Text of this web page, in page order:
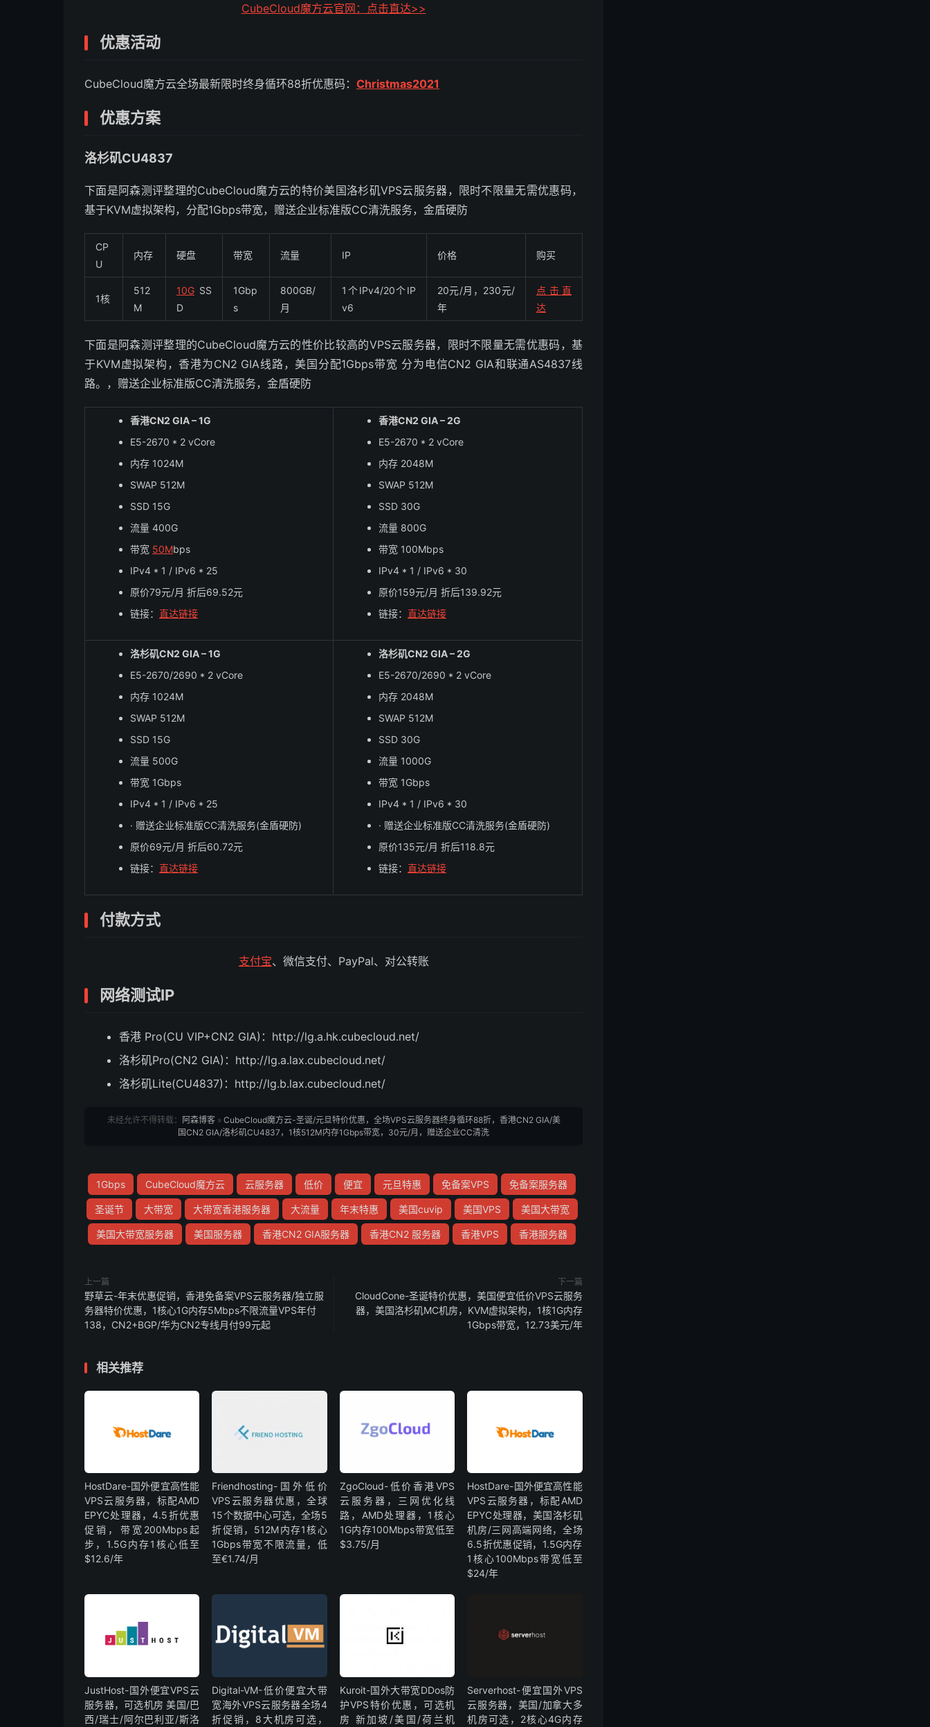
CubeCloud魔方云官网：点击直达>>
优惠活动
CubeCloud魔方云全场最新限时终身循环88折优惠码： Christmas2021
优惠方案
洛杉矶CU4837
下面是阿森测评整理的CubeCloud魔方云的特价美国洛杉矶VPS云服务器，限时不限量无需优惠码，
基于KVM虚拟架构，分配1Gbps带宽，赠送企业标准版CC清洗服务，金盾硬防
CP
U
内存 硬盘 带宽 流量 IP 价格 购买
1核
512
M
10G SS
D
1Gbp
s
800GB/
月
1个IPv4/20个IP
v6
20元/月，230元/
年
点击直
达
下面是阿森测评整理的CubeCloud魔方云的性价比较高的VPS云服务器，限时不限量无需优惠码，基
于KVM虚拟架构，香港为CN2 GIA线路，美国分配1Gbps带宽 分为电信CN2 GIA和联通AS4837线
路。，赠送企业标准版CC清洗服务，金盾硬防
香港CN2 GIA – 1G
E5-2670 * 2 vCore
内存 1024M
SWAP 512M
SSD 15G
流量 400G
带宽 50Mbps
IPv4 * 1 / IPv6 * 25
原价79元/月 折后69.52元
链接： 直达链接
香港CN2 GIA – 2G
E5-2670 * 2 vCore
内存 2048M
SWAP 512M
SSD 30G
流量 800G
带宽 100Mbps
IPv4 * 1 / IPv6 * 30
原价159元/月 折后139.92元
链接： 直达链接
洛杉矶CN2 GIA – 1G
E5-2670/2690 * 2 vCore
内存 1024M
SWAP 512M
SSD 15G
流量 500G
带宽 1Gbps
IPv4 * 1 / IPv6 * 25
· 赠送企业标准版CC清洗服务(金盾硬防)
原价69元/月 折后60.72元
链接： 直达链接
洛杉矶CN2 GIA – 2G
E5-2670/2690 * 2 vCore
内存 2048M
SWAP 512M
SSD 30G
流量 1000G
带宽 1Gbps
IPv4 * 1 / IPv6 * 30
· 赠送企业标准版CC清洗服务(金盾硬防)
原价135元/月 折后118.8元
链接： 直达链接
付款方式
支付宝、微信支付、PayPal、对公转账
网络测试IP
香港 Pro(CU VIP+CN2 GIA)：http://lg.a.hk.cubecloud.net/
洛杉矶Pro(CN2 GIA)：http://lg.a.lax.cubecloud.net/
洛杉矶Lite(CU4837)：http://lg.b.lax.cubecloud.net/
未经允许不得转载： 阿森博客» CubeCloud魔方云-圣诞/元旦特价优惠，全场VPS云服务器终身循环88折，香港CN2 GIA/美
国CN2 GIA/洛杉矶CU4837，1核512M内存1Gbps带宽，30元/月，赠送企业CC清洗
1Gbps CubeCloud魔方云 云服务器 低价 便宜 元旦特惠 免备案VPS 免备案服务器
圣诞节 大带宽 大带宽香港服务器 大流量 年末特惠 美国cuvip 美国VPS 美国大带宽
美国大带宽服务器 美国服务器 香港CN2 GIA服务器 香港CN2 服务器 香港VPS 香港服务器
上一篇
野草云-年末优惠促销，香港免备案VPS云服务器/独立服
务器特价优惠，1核心1G内存5Mbps不限流量VPS年付
138，CN2+BGP/华为CN2专线月付99元起
下一篇
CloudCone-圣诞特价优惠，美国便宜低价VPS云服务
器，美国洛杉矶MC机房，KVM虚拟架构，1核1G内存
1Gbps带宽，12.73美元/年
相关推荐
HostDare-国外便宜高性能
VPS云服务器，标配AMD
EPYC处理器，4.5折优惠
促销，带宽200Mbps起
步，1.5G内存1核心低至
$12.6/年
Friendhosting-国外低价
VPS云服务器优惠，全球
15个数据中心可选，全场5
折促销，512M内存1核心
1Gbps带宽不限流量，低
至€1.74/月
ZgoCloud-低价香港VPS
云服务器，三网优化线
路，AMD处理器，1核心
1G内存100Mbps带宽低至
$3.75/月
HostDare-国外便宜高性能
VPS云服务器，标配AMD
EPYC处理器，美国洛杉矶
机房/三网高端网络，全场
6.5折优惠促销，1.5G内存
1核心100Mbps带宽低至
$24/年
JustHost-国外便宜VPS云
服务器，可选机房 美国/巴
西/瑞士/阿尔巴利亚/斯洛
Digital-VM-低价便宜大带
宽海外VPS云服务器全场4
折促销，8大机房可选，
Kuroit-国外大带宽DDos防
护VPS特价优惠，可选机
房 新加坡/美国/荷兰机
Serverhost-便宜国外VPS
云服务器，美国/加拿大多
机房可选，2核心4G内存